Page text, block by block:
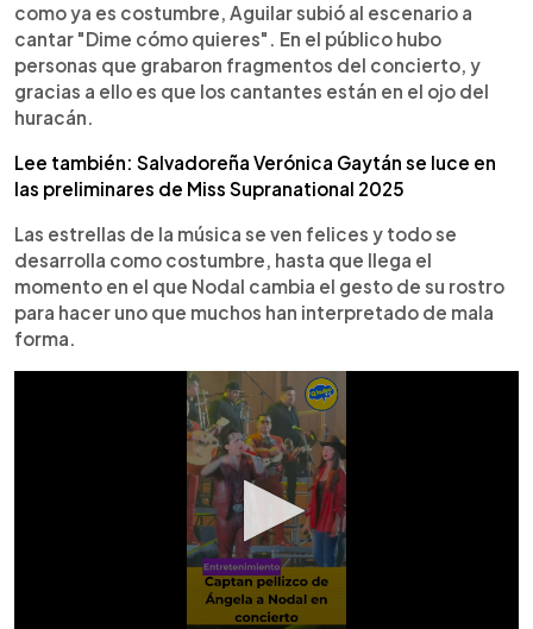
como ya es costumbre, Aguilar subió al escenario a
cantar "Dime cómo quieres". En el público hubo
personas que grabaron fragmentos del concierto, y
gracias a ello es que los cantantes están en el ojo del
huracán.
Lee también: Salvadoreña Verónica Gaytán se luce en
las preliminares de Miss Supranational 2025
Las estrellas de la música se ven felices y todo se
desarrolla como costumbre, hasta que llega el
momento en el que Nodal cambia el gesto de su rostro
para hacer uno que muchos han interpretado de mala
forma.